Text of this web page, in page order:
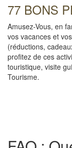
77 BONS
Amusez-Vous, en
vos vacances et
(réductions,
profitez de ces
touristique, visite
Tourisme.